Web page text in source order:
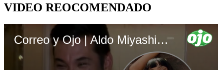
VIDEO REOCOMENDADO
Correo y Ojo | Aldo Miyashiro habla de su relación con Gia Rosalino